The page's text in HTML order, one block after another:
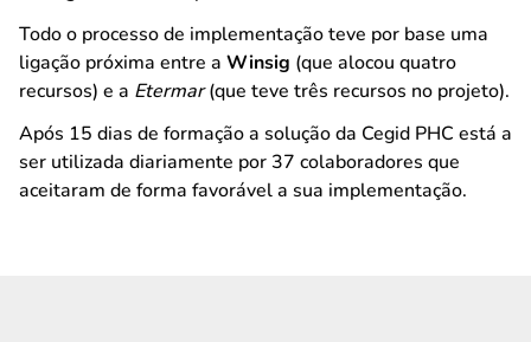
Todo o processo de implementação teve por base uma
ligação próxima entre a Winsig (que alocou quatro
recursos) e a Etermar(que teve três recursos no projeto).
Após 15 dias de formação a solução da Cegid PHC está a
ser utilizada diariamente por 37 colaboradores que
aceitaram de forma favorável a sua implementação.